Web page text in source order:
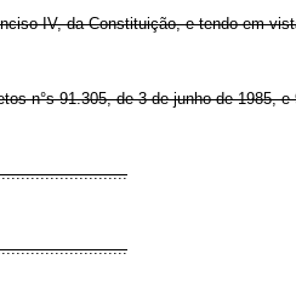
IV, da Constituição, e tendo em
n°s 91.305, de 3 de junho de 1985,